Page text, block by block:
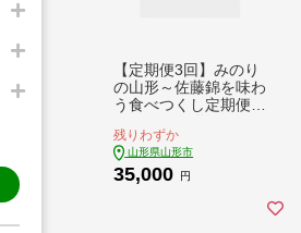
【定期便3回】みのり
の山形～佐藤錦を味わ
う食べつくし定期便～
ツ 山形 山形県 山形市
FY23-908
残りわずか
山形県山形市
35,000 円